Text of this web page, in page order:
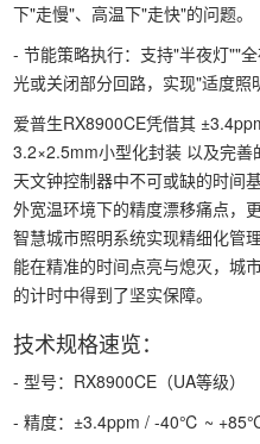
下"走慢"、高温下"走快"的问题。
- 节能策略执行：支持"半夜灯""
光或关闭部分回路，实现"适度照
爱普生RX8900CE凭借其
3.2×2.5mm小型化封装 以及完
天文钟控制器中不可或缺的时间
外宽温环境下的精度漂移痛点，
智慧城市照明系统实现精细化管
能在精准的时间点亮与熄灭，城
的计时中得到了坚实保障。
技术规格速览：
- 型号：RX8900CE（UA等级）
- 精度：±3.4ppm / -40℃ ~ +85℃